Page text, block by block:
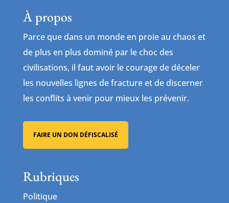
À propos
Parce que dans un monde en proie au chaos et
de plus en plus dominé par le choc des
civilisations, il faut avoir le courage de déceler
les nouvelles lignes de fracture et de discerner
les conflits à venir pour mieux les prévenir.
FAIRE UN DON DÉFISCALISÉ
Rubriques
Politique